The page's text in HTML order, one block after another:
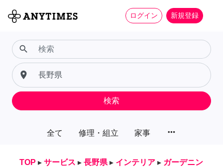
ログイン 新規登録
全て 修理・組立 家事 more_horiz
search
place
検索
TOP ▸ サービス ▸ 長野県 ▸ インテリア ▸ ガーデニン